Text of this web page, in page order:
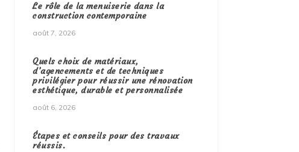
Le rôle de la menuiserie dans la
construction contemporaine
août 7, 2026
Quels choix de matériaux,
d’agencements et de techniques
privilégier pour réussir une rénovation
esthétique, durable et personnalisée
août 6, 2026
Étapes et conseils pour des travaux
réussis.